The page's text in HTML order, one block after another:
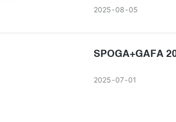
resiste a manchas e
cozinha? Experimente
2025 08 05
SPOGA+GAFA
2025 07 01